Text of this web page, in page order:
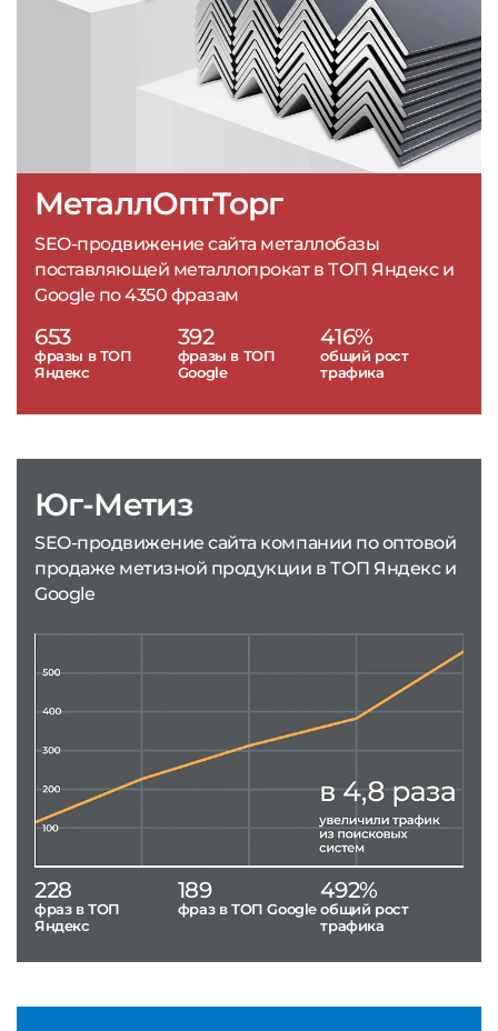
МеталлОптТорг
SEO-продвижение сайта металлобазы
поставляющей металлопрокат в ТОП Яндекс и
Google по 4350 фразам
653
фразы в ТОП
Яндекс
392
фразы в ТОП
Google
416%
общий рост
трафика
Юг-Метиз
SEO-продвижение сайта компании по оптовой
продаже метизной продукции в ТОП Яндекс и
Google
228
фраз в ТОП
Яндекс
189
фраз в ТОП Google
492%
общий рост
трафика